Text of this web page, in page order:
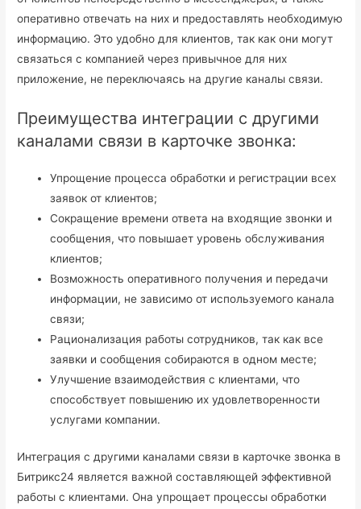
оперативно отвечать на них и предоставлять необходимую
информацию. Это удобно для клиентов, так как они могут
связаться с компанией через привычное для них
приложение, не переключаясь на другие каналы связи.
Преимущества интеграции с другими
каналами связи в карточке звонка:
Упрощение процесса обработки и регистрации всех
заявок от клиентов;
Сокращение времени ответа на входящие звонки и
сообщения, что повышает уровень обслуживания
клиентов;
Возможность оперативного получения и передачи
информации, не зависимо от используемого канала
связи;
Рационализация работы сотрудников, так как все
заявки и сообщения собираются в одном месте;
Улучшение взаимодействия с клиентами, что
способствует повышению их удовлетворенности
услугами компании.
Интеграция с другими каналами связи в карточке звонка в
Битрикс24 является важной составляющей эффективной
работы с клиентами. Она упрощает процессы обработки